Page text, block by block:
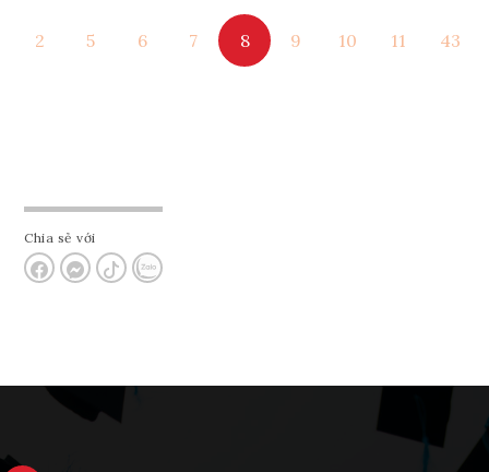
Tham vấn Interlink
2 5 6 7 8 9 10 11 43
Chia sẻ với